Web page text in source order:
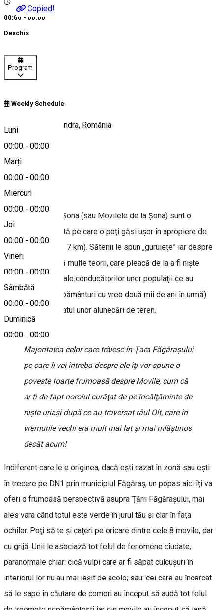
Copied!
00:00 - 00:00
Deschis
Program
Weekly Schedule
Luni
00:00 - 00:00
Marți
00:00 - 00:00
Miercuri
00:00 - 00:00
Joi
00:00 - 00:00
Vineri
00:00 - 00:00
Sâmbătă
00:00 - 00:00
Duminică
00:00 - 00:00
Şona, comuna Mândra, România
Hartă
Despre
Piramidele de la Şona (sau Movilele de la Şona) sunt o
atracţie interesantă pe care o poţi găsi uşor în apropiere de
Făgăraş (la aprox. 7 km). Sătenii le spun „guruieţe” iar despre
originea lor există multe teorii, care pleacă de la a fi nişte
tumuli (morminte ale conducătorilor unor populaţii ce au
traversat aceste pământuri cu vreo două mii de ani în urmă)
până la a fi rezultatul unor alunecări de teren.
Majoritatea celor care trăiesc în Ţara Făgăraşului
pe care îi vei întreba despre ele îţi vor spune o
poveste foarte frumoasă despre Movile, cum că
ar fi de fapt noroiul curăţat de pe încălţăminte de
nişte uriaşi după ce au traversat râul Olt, care în
vremurile vechi era mult mai lat şi mai mlăştinos
decât acum!
Indiferent care le e originea, dacă eşti cazat în zonă sau eşti
în trecere pe DN1 prin municipiul Făgăraş, un popas aici îţi va
oferi o frumoasă perspectivă asupra Ţării Făgăraşului, mai
ales vara când totul este verde în jurul tău şi clar în faţa
ochilor. Poţi să te şi caţeri pe oricare dintre cele 8 movile, dar
cu grijă. Unii le asociază tot felul de fenomene ciudate,
paranormale chiar: cică vulpi care ar fi săpat culcuşuri în
interiorul lor nu au mai ieşit de acolo; sau: cei care au încercat
să le sape în căutare de comori au început să audă tot felul